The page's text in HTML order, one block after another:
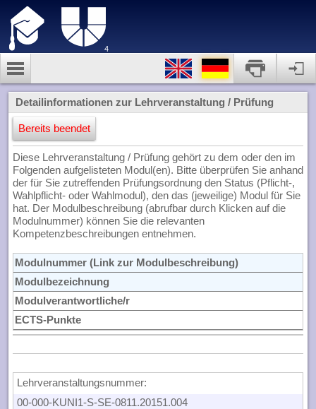
4
Detailinformationen zur Lehrveranstaltung / Prüfung
Bereits beendet
Diese Lehrveranstaltung / Prüfung gehört zu dem oder den im
Folgenden aufgelisteten Modul(en). Bitte überprüfen Sie anhand
der für Sie zutreffenden Prüfungsordnung den Status (Pflicht-,
Wahlpflicht- oder Wahlmodul), den das (jeweilige) Modul für Sie
hat. Der Modulbeschreibung (abrufbar durch Klicken auf die
Modulnummer) können Sie die relevanten
Kompetenzbeschreibungen entnehmen.
Modulnummer (Link zur Modulbeschreibung)
Modulbezeichnung
Modulverantwortliche/r
ECTS-Punkte
Lehrveranstaltungsnummer:
00-000-KUNI1-S-SE-0811.20151.004